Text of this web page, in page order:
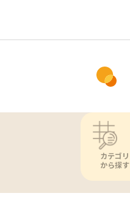
カテゴリ
から探す